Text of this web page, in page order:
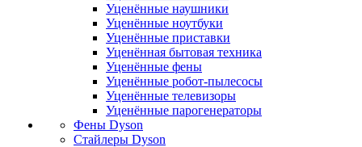
Уценённые наушники
Уценённые ноутбуки
Уценённые приставки
Уценённая бытовая техника
Уценённые фены
Уценённые робот-пылесосы
Уценённые телевизоры
Уценённые парогенераторы
Фены Dyson
Стайлеры Dyson